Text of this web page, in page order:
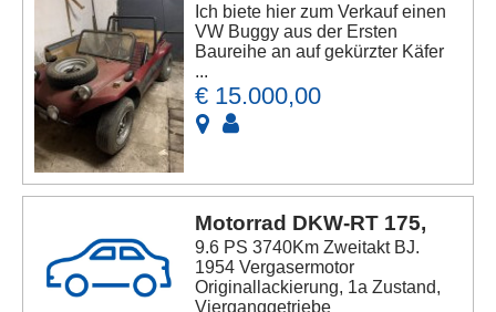
Ich biete hier zum Verkauf einen
VW Buggy aus der Ersten
Baureihe an auf gekürzter Käfer
...
€ 15.000,00
Motorrad DKW-RT 175,
9.6 PS 3740Km Zweitakt BJ.
1954 Vergasermotor
Originallackierung, 1a Zustand,
Vierganggetriebe